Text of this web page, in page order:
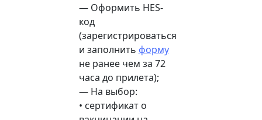
— Оформить HES-
код
(зарегистрироваться
и заполнить форму
не ранее чем за 72
часа до прилета);
— На выбор:
• сертификат о